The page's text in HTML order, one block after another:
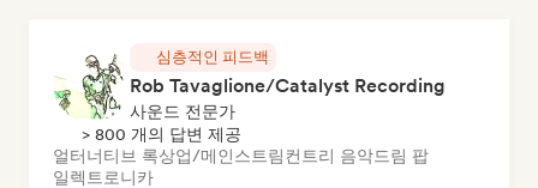
심층적인 피드백
Rob Tavaglione/Catalyst Recording
사운드 전문가
> 800 개의 답변 제공
얼터너티브 록상업/메인스트림컨트리 음악드림 팝
일렉트로니카